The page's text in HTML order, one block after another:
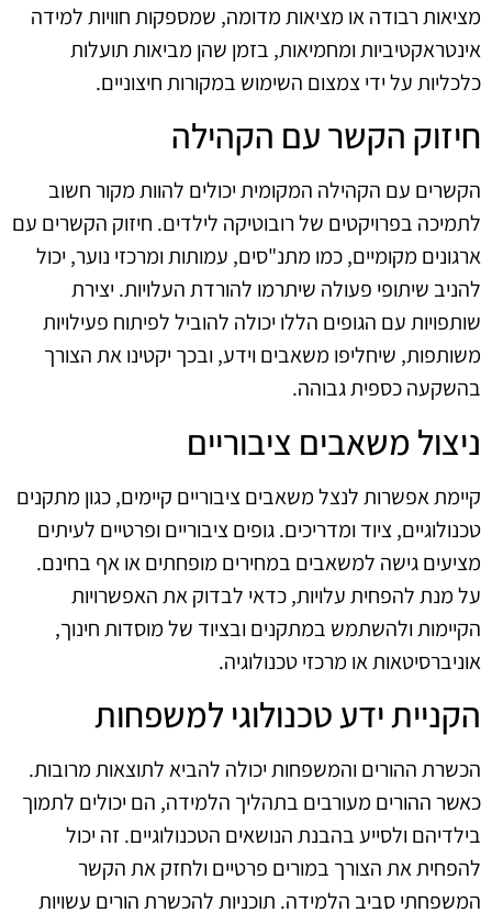
מציאות רבודה או מציאות מדומה, שמספקות חוויות למידה
אינטראקטיביות ומחמיאות, בזמן שהן מביאות תועלות
כלכליות על ידי צמצום השימוש במקורות חיצוניים.
חיזוק הקשר עם הקהילה
הקשרים עם הקהילה המקומית יכולים להוות מקור חשוב
לתמיכה בפרויקטים של רובוטיקה לילדים. חיזוק הקשרים עם
ארגונים מקומיים, כמו מתנ"סים, עמותות ומרכזי נוער, יכול
להניב שיתופי פעולה שיתרמו להורדת העלויות. יצירת
שותפויות עם הגופים הללו יכולה להוביל לפיתוח פעילויות
משותפות, שיחליפו משאבים וידע, ובכך יקטינו את הצורך
בהשקעה כספית גבוהה.
ניצול משאבים ציבוריים
קיימת אפשרות לנצל משאבים ציבוריים קיימים, כגון מתקנים
טכנולוגיים, ציוד ומדריכים. גופים ציבוריים ופרטיים לעיתים
מציעים גישה למשאבים במחירים מופחתים או אף בחינם.
על מנת להפחית עלויות, כדאי לבדוק את האפשרויות
הקיימות ולהשתמש במתקנים ובציוד של מוסדות חינוך,
אוניברסיטאות או מרכזי טכנולוגיה.
הקניית ידע טכנולוגי למשפחות
הכשרת ההורים והמשפחות יכולה להביא לתוצאות מרובות.
כאשר ההורים מעורבים בתהליך הלמידה, הם יכולים לתמוך
בילדיהם ולסייע בהבנת הנושאים הטכנולוגיים. זה יכול
להפחית את הצורך במורים פרטיים ולחזק את הקשר
המשפחתי סביב הלמידה. תוכניות להכשרת הורים עשויות